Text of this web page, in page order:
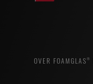
OVER FOAMGLAS®